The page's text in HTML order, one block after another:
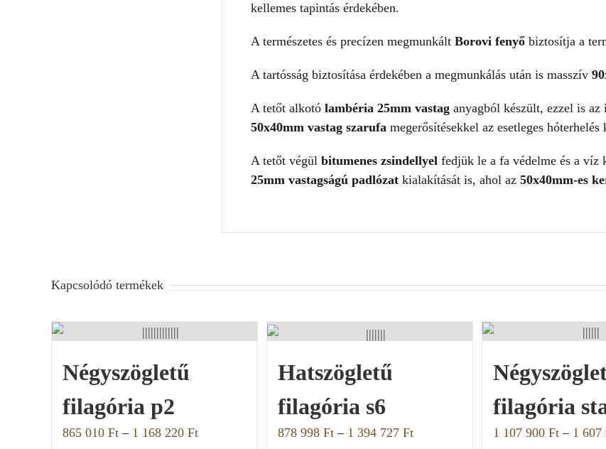
kellemes tapintás érdekében.
A természetes és precízen megmunkált Borovi fenyő biztosítja a
A tartósság biztosítása érdekében a megmunkálás után is masszív
A tetőt alkotó lambéria 25mm vastag anyagból készült, ezzel is
50x40mm vastag szarufa megerősítésekkel az esetleges hóterhelés
A tetőt végül bitumenes zsindellyel fedjük le a fa védelme és a víz
25mm vastagságú padlózat kialakítását is, ahol az 50x40mm-es
Kapcsolódó termékek
Négyszögletű
filagória p2
865 010 Ft – 1 168 220 Ft
Hatszögletű
filagória s6
878 998 Ft – 1 394 727 Ft
filagória
1 107 900 Ft – 1 607